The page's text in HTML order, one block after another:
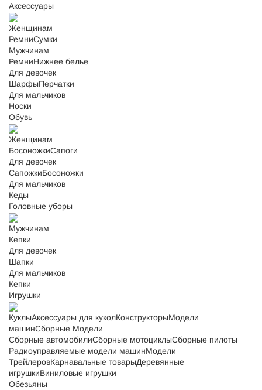
Аксессуары
Женщинам
РемниСумки
Мужчинам
РемниНижнее белье
Для девочек
ШарфыПерчатки
Для мальчиков
Носки
Обувь
Женщинам
БосоножкиСапоги
Для девочек
СапожкиБосоножки
Для мальчиков
Кеды
Головные уборы
Мужчинам
Кепки
Для девочек
Шапки
Для мальчиков
Кепки
Игрушки
КуклыАксессуары для куколКонструкторыМодели
машинСборные Модели
Сборные автомобилиСборные мотоциклыСборные пилоты
Радиоуправляемые модели машинМодели
ТрейлеровКарнавальные товарыДеревянные
игрушкиВиниловые игрушки
Обезьяны